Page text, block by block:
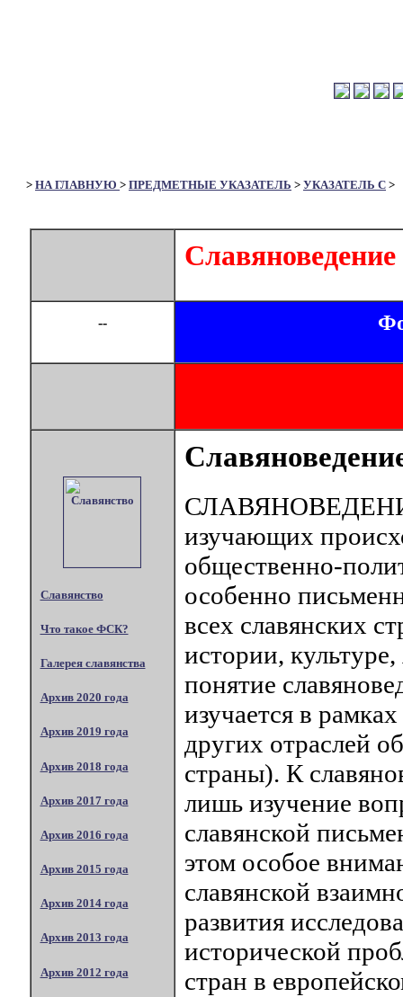
> НА ГЛАВНУЮ > ПРЕДМЕТНЫЕ УКАЗАТЕЛЬ > УКАЗАТЕЛЬ С >
Славяноведение
--
Славянство
Что такое ФСК?
Галерея славянства
Архив 2020 года
Архив 2019 года
Архив 2018 года
Архив 2017 года
Архив 2016 года
Архив 2015 года
Архив 2014 года
Архив 2013 года
Архив 2012 года
СЛАВЯНОВЕДЕНИЕ
изучающих
общественно-
особенно
всех славянских
истории,
понятие
изучается в
других отраслей
страны). К
лишь изучение
славянской
этом особое
славянской
развития
исторической
стран в